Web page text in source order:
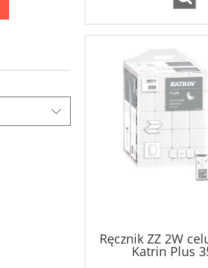
do koszyka
Ręcznik ZZ 2W
Katrin Plus